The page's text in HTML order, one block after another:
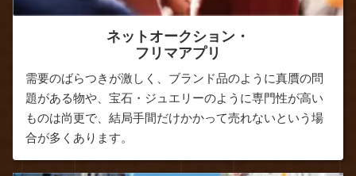
ネットオークション・
フリマアプリ
需要のばらつきが激しく、ブランド品のように真贋の問
題がある物や、宝石・ジュエリーのように専門性が高い
ものは尚更で、結局手間だけかかって売れないという場
合が多くあります。